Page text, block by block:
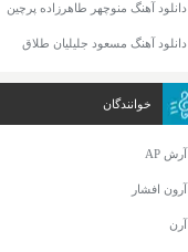
دانلود آهنگ منوچهر طاهرزاده پرچین
دانلود آهنگ مسعود جلیلیان طلاق
خوانندگان
آرش AP
آرون افشار
آرن